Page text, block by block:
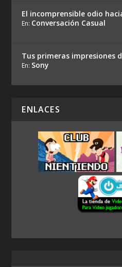
El incomprensible odio
En: Conversación Casual
Tus primeras impresiones
En: Sony
ENLACES